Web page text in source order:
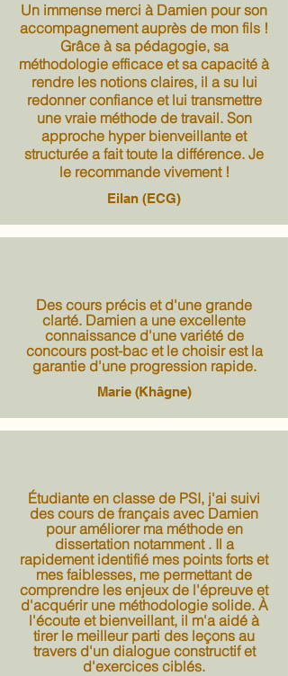
Un immense merci à Damien pour son
accompagnement auprès de mon fils !
Grâce à sa pédagogie, sa
méthodologie efficace et sa capacité à
rendre les notions claires, il a su lui
redonner confiance et lui transmettre
une vraie méthode de travail. Son
approche hyper bienveillante et
structurée a fait toute la différence. Je
le recommande vivement !
Eilan (ECG)
Des cours précis et d'une grande
clarté. Damien a une excellente
connaissance d'une variété de
concours post-bac et le choisir est la
garantie d'une progression rapide.
Marie (Khâgne)
Étudiante en classe de PSI, j'ai suivi
des cours de français avec Damien
pour améliorer ma méthode en
dissertation notamment . Il a
rapidement identifié mes points forts et
mes faiblesses, me permettant de
comprendre les enjeux de l'épreuve et
d'acquérir une méthodologie solide. À
l'écoute et bienveillant, il m'a aidé à
tirer le meilleur parti des leçons au
travers d'un dialogue constructif et
d'exercices ciblés.